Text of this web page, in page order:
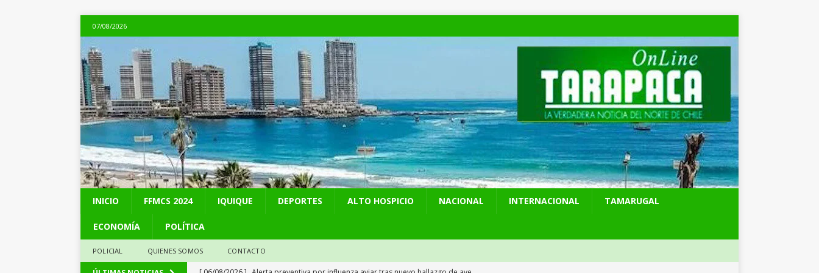
07/08/2026
INICIO FFMCS 2024 IQUIQUE DEPORTES ALTO HOSPICIO NACIONAL INTERNACIONAL TAMARUGAL
ECONOMÍA POLÍTICA
POLICIAL QUIENES SOMOS CONTACTO